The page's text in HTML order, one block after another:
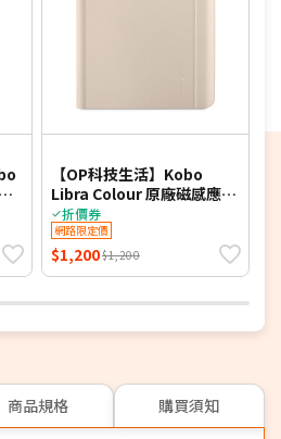
【OP科技生活】Kobo
Libra Colour 原廠磁感應保
護殼(附筆槽)-奶茶米
折價券
網路限定價
$1,200$1,200
商品規格 購買須知